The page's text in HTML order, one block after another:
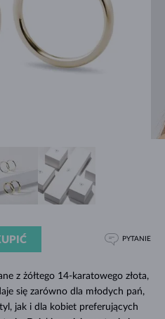
z żółtego 14-karatowego złota,
się zarówno dla młodych pań,
jak i dla kobiet preferujących
PYTANIE